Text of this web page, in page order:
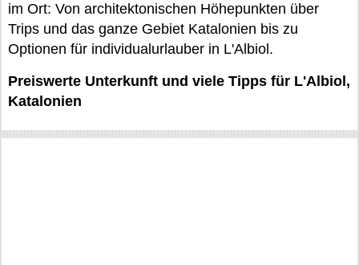
im Ort: Von architektonischen Höhepunkten über
Trips und das ganze Gebiet Katalonien bis zu
Optionen für individualurlauber in L'Albiol.
Preiswerte Unterkunft und viele Tipps für L'Albiol,
Katalonien